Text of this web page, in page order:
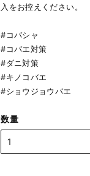
入をお控えください。
#コバシャ
#コバエ対策
#ダニ対策
#キノコバエ
#ショウジョウバエ
数量